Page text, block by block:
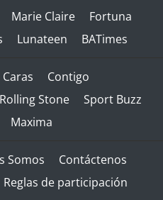
Marie Claire
Fortuna
Lunateen BATimes
Caras
Contigo
Rolling Stone
Sport Buzz
Maxima
Somos
Contáctenos
Reglas de participación